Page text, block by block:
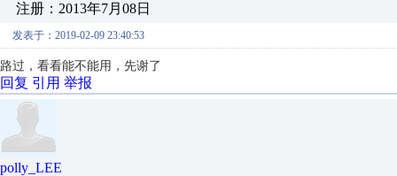
注册：2013年7月08日
发表于：2019-02-09 23:40:53
路过，看看能不能用，先谢了
回复 引用 举报
polly_LEE